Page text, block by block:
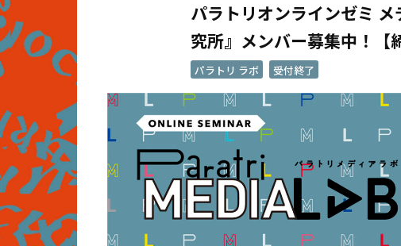
パラトリオンラインゼミ
究所』メンバー募集中！【
パラトリ ラボ 受付終了